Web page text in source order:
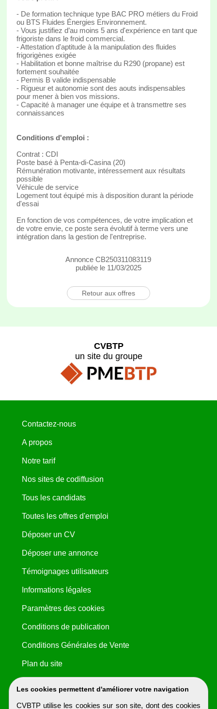
- De formation technique type BAC PRO métiers du Froid
ou BTS Fluides Énergies Environnement.
- Vous justifiez d’au moins 5 ans d'expérience en tant que
frigoriste dans le froid commercial.
- Attestation d'aptitude à la manipulation des fluides
frigorigènes exigée
- Habilitation et bonne maîtrise du R290 (propane) est
fortement souhaitée
- Permis B valide indispensable
- Rigueur et autonomie sont des aouts indispensables
pour mener à bien vos missions.
- Capacité à manager une équipe et à transmettre ses
connaissances
Conditions d'emploi :
Contrat : CDI
Poste basé à Penta-di-Casina (20)
Rémunération motivante, intéressement aux résultats
possible
Véhicule de service
Logement tout équipé mis à disposition durant la période
d'essai
En fonction de vos compétences, de votre implication et
de votre envie, ce poste sera évolutif à terme vers une
intégration dans la gestion de l'entreprise.
Annonce CB250311083119
publiée le 11/03/2025
Retour aux offres
Les cookies permettent d'améliorer votre navigation
CVBTP utilise les cookies sur son site, dont des cookies
CVBTP
un site du groupe
Contactez-nous
A propos
Notre tarif
Nos sites de codiffusion
Tous les candidats
Toutes les offres d'emploi
Déposer un CV
Déposer une annonce
Témoignages utilisateurs
Informations légales
Paramètres des cookies
Conditions de publication
Conditions Générales de Vente
Plan du site